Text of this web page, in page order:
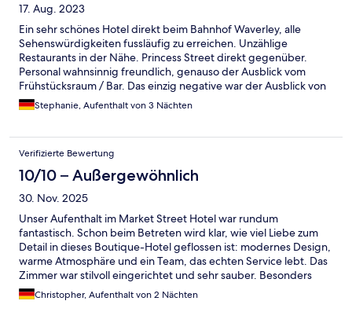
17. Aug. 2023
Ein sehr schönes Hotel direkt beim Bahnhof Waverley, alle
Sehenswürdigkeiten fussläufig zu erreichen. Unzählige
Restaurants in der Nähe. Princess Street direkt gegenüber.
Personal wahnsinnig freundlich, genauso der Ausblick vom
Frühstücksraum / Bar. Das einzig negative war der Ausblick von
meinem Zimmer, eine Betonwand.
Stephanie, Aufenthalt von 3 Nächten
Verifizierte Bewertung
10/10 – Außergewöhnlich
30. Nov. 2025
Unser Aufenthalt im Market Street Hotel war rundum
fantastisch. Schon beim Betreten wird klar, wie viel Liebe zum
Detail in dieses Boutique-Hotel geflossen ist: modernes Design,
warme Atmosphäre und ein Team, das echten Service lebt. Das
Zimmer war stilvoll eingerichtet und sehr sauber. Besonders
gefallen haben uns die hochwertigen Materialien, die
kostenlose Minibar, das superbequeme Bett und die
Christopher, Aufenthalt von 2 Nächten